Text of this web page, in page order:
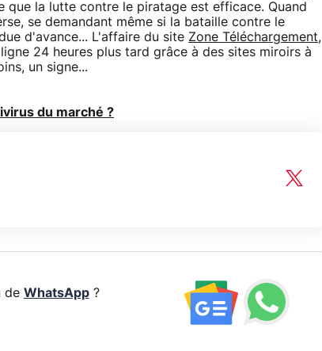
que la lutte contre le piratage est efficace. Quand
se demandant même si la bataille contre le
d'avance... L'affaire du site Zone Téléchargement,
24 heures plus tard grâce à des sites miroirs à
un signe...
du marché ?
de WhatsApp?